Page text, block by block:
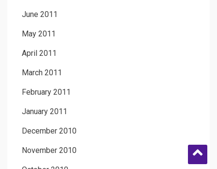
June 2011
May 2011
April 2011
March 2011
February 2011
January 2011
December 2010
November 2010